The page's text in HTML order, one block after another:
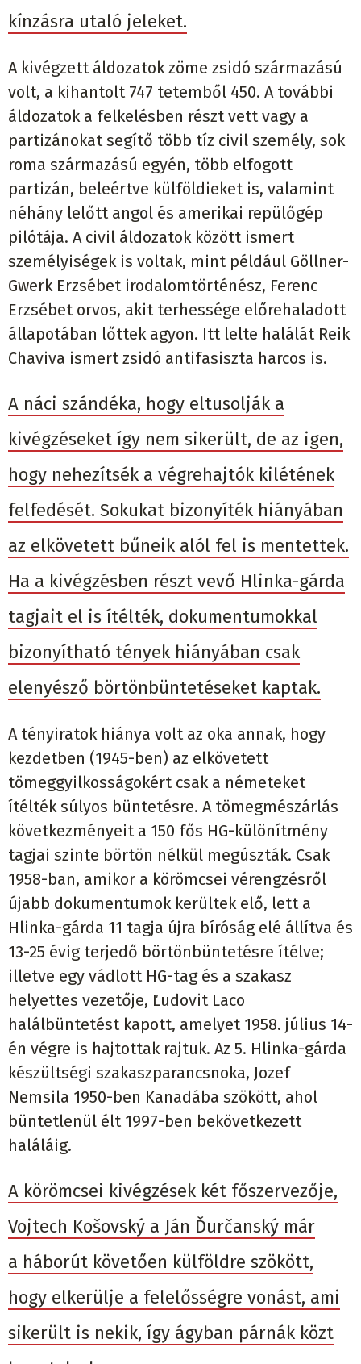
kínzásra utaló jeleket.
A kivégzett áldozatok zöme zsidó származású
volt, a kihantolt 747 tetemből 450. A további
áldozatok a felkelésben részt vett vagy a
partizánokat segítő több tíz civil személy, sok
roma származású egyén, több elfogott
partizán, beleértve külföldieket is, valamint
néhány lelőtt angol és amerikai repülőgép
pilótája. A civil áldozatok között ismert
személyiségek is voltak, mint például Göllner-
Gwerk Erzsébet irodalomtörténész, Ferenc
Erzsébet orvos, akit terhessége előrehaladott
állapotában lőttek agyon. Itt lelte halálát Reik
Chaviva ismert zsidó antifasiszta harcos is.
A náci szándéka, hogy eltusolják a
kivégzéseket így nem sikerült, de az igen,
hogy nehezítsék a végrehajtók kilétének
felfedését. Sokukat bizonyíték hiányában
az elkövetett bűneik alól fel is mentettek.
Ha a kivégzésben részt vevő Hlinka-gárda
tagjait el is ítélték, dokumentumokkal
bizonyítható tények hiányában csak
elenyésző börtönbüntetéseket kaptak.
A tényiratok hiánya volt az oka annak, hogy
kezdetben (1945-ben) az elkövetett
tömeggyilkosságokért csak a németeket
ítélték súlyos büntetésre. A tömegmészárlás
következményeit a 150 fős HG-különítmény
tagjai szinte börtön nélkül megúszták. Csak
1958-ban, amikor a körömcsei vérengzésről
újabb dokumentumok kerültek elő, lett a
Hlinka-gárda 11 tagja újra bíróság elé állítva és
13-25 évig terjedő börtönbüntetésre ítélve;
illetve egy vádlott HG-tag és a szakasz
helyettes vezetője, Ľudovit Laco
halálbüntetést kapott, amelyet 1958. július 14-
én végre is hajtottak rajtuk. Az 5. Hlinka-gárda
készültségi szakaszparancsnoka, Jozef
Nemsila 1950-ben Kanadába szökött, ahol
büntetlenül élt 1997-ben bekövetkezett
haláláig.
A körömcsei kivégzések két főszervezője,
Vojtech Košovský a Ján Ďurčanský már
a háborút követően külföldre szökött,
hogy elkerülje a felelősségre vonást, ami
sikerült is nekik, így ágyban párnák közt